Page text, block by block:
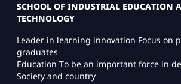
SCHOOL OF INDUSTRIAL EDUCATION
TECHNOLOGY
Leader in learning innovation Focus on
graduates
Education To be an important force in
Society and country